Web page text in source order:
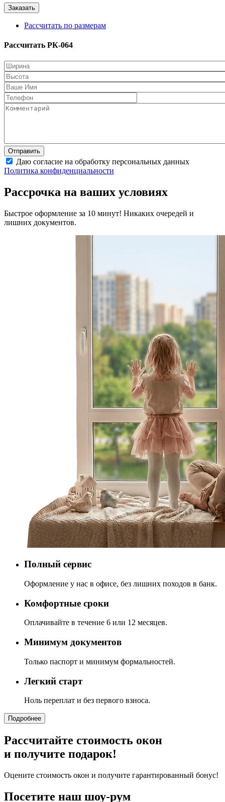
Заказать
Рассчитать по размерам
Рассчитать РК-064
Даю согласие на обработку персональных данных
Политика конфиденциальности
Рассрочка на ваших условиях
Быстрое оформление за 10 минут! Никаких очередей и
лишних документов.
Полный сервис
Оформление у нас в офисе, без лишних походов в банк.
Комфортные сроки
Оплачивайте в течение 6 или 12 месяцев.
Минимум документов
Только паспорт и минимум формальностей.
Легкий старт
Ноль переплат и без первого взноса.
Подробнее
Рассчитайте стоимость окон
и получите подарок!
Оцените стоимость окон и получите гарантированный бонус!
Посетите наш шоу-рум